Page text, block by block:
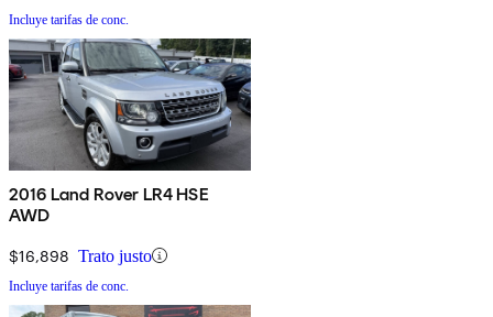
Incluye tarifas de conc.
2016 Land Rover LR4 HSE
AWD
$16,898 Trato justo
Incluye tarifas de conc.